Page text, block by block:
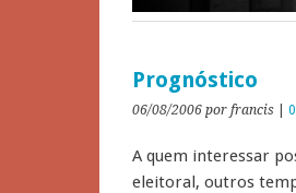
Prognóstico
06/08/2006 por francis
A quem interessar
eleitoral, outros